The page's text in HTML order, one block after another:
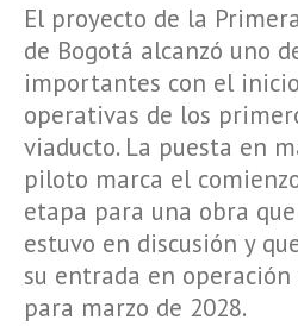
El proyecto de la
de Bogotá alcanzó uno
importantes con el
operativas de los
viaducto. La puesta en
piloto marca el
etapa para una obra
estuvo en discusión y
su entrada en
para marzo de 2028.